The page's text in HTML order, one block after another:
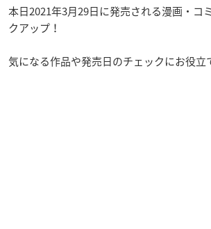
本日2021年3月29日に発売される漫画・コ
クアップ！
気になる作品や発売日のチェックにお役立